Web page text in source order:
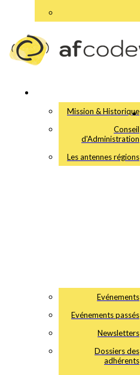
Mission & Historique
Conseil
d'Administration
Les antennes régions
Evénements
Evénements passés
Newsletters
Dossiers des
adhérents